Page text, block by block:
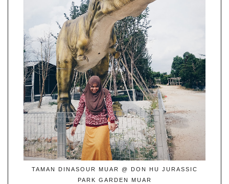
TAMAN DINASOUR MUAR @ DON HU JURASSIC
PARK GARDEN MUAR